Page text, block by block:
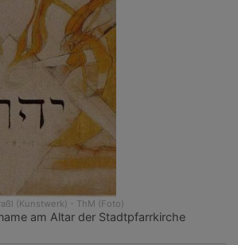
(Kunstwerk) - ThM (Foto)
am Altar der Stadtpfarrkirche